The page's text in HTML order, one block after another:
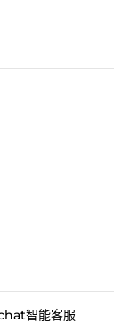
智能客服